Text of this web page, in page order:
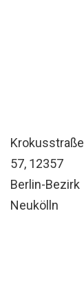
Krokusstraße
57, 12357
Berlin-Bezirk
Neukölln